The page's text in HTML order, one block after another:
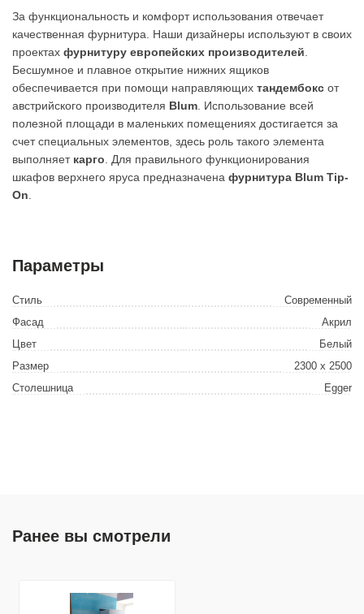
За функциональность и комфорт использования отвечает
качественная фурнитура. Наши дизайнеры используют в своих
проектах фурнитуру европейских производителей
Бесшумное и плавное открытие нижних ящиков
обеспечивается при помощи направляющих тандембокс от
австрийского производителя Blum . Использование всей
полезной площади в маленьких помещениях достигается за
счет специальных элементов, здесь роль такого элемента
выполняеткарго . Для правильного функционирования
шкафов верхнего яруса предназначена фурнитура Blum Tip-
On
Параметры
Стиль
Современный
Фасад
Акрил
Цвет
Белый
Размер
2300 х 2500
Столешница
Egger
Ранее вы смотрели